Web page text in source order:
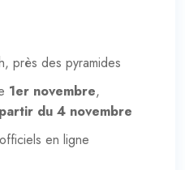
près des pyramides
1er novembre,
du 4 novembre
en ligne